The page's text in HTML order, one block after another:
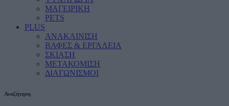
ΜΑΓΕΙΡΙΚΗ
PETS
PLUS
ΑΝΑΚΑΙΝΙΣΗ
ΒΑΦΕΣ & ΕΡΓΑΛΕΙΑ
ΣΚΙΑΣΗ
ΜΕΤΑΚΟΜΙΣΗ
ΔΙΑΓΩΝΙΣΜΟΙ
Αναζήτηση